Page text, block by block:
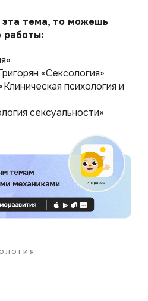
эта тема, то можешь
работы:
«Сексология»
психология и
сексуальности»